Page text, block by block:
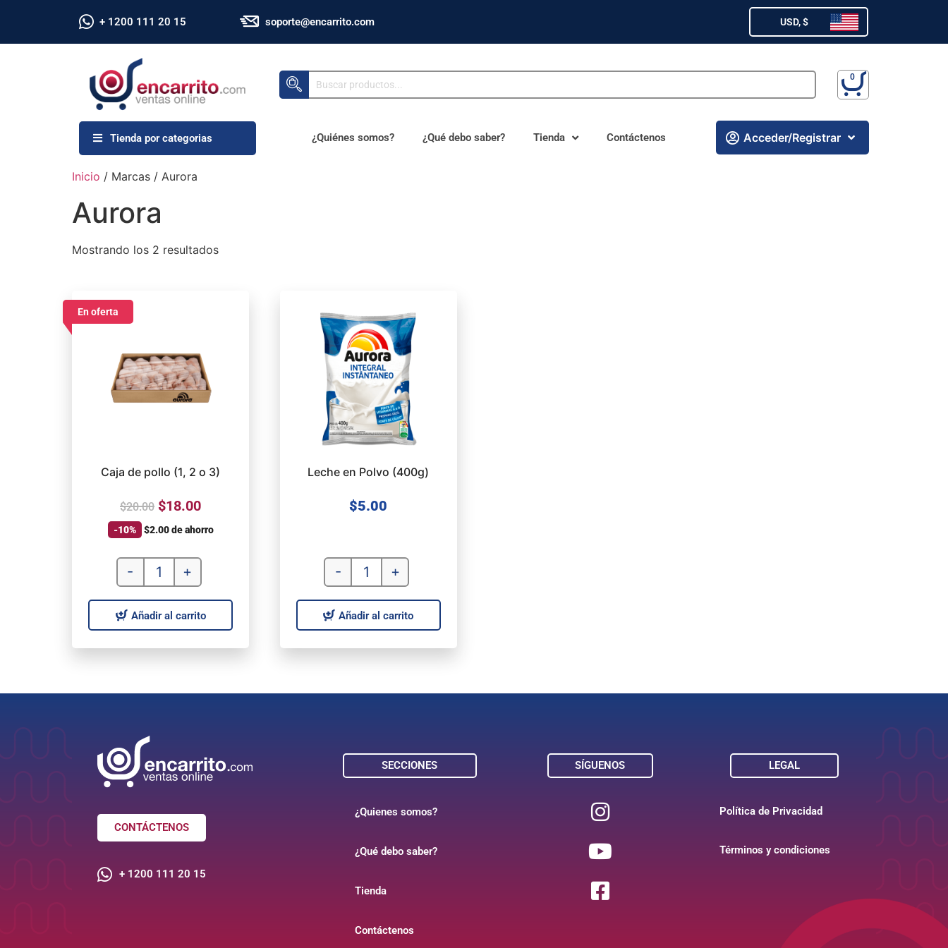
+ 1200 111 20 15 soporte@encarrito.com USD, $
Tienda por categorias ¿Quiénes somos? ¿Qué debo saber? Tienda Contáctenos Acceder/Registrar
Inicio / Marcas / Aurora
Aurora
Mostrando los 2 resultados
En oferta
Caja de pollo (1, 2 o 3)
$20.00 $18.00
-10% $2.00de ahorro
- +
Añadir al carrito
Leche en Polvo (400g)
$5.00
- +
Añadir al carrito
CONTÁCTENOS
+ 1200 111 20 15
SECCIONES
¿Quienes somos?
¿Qué debo saber?
Tienda
Contáctenos
SÍGUENOS LEGAL
Política de Privacidad
Términos y condiciones